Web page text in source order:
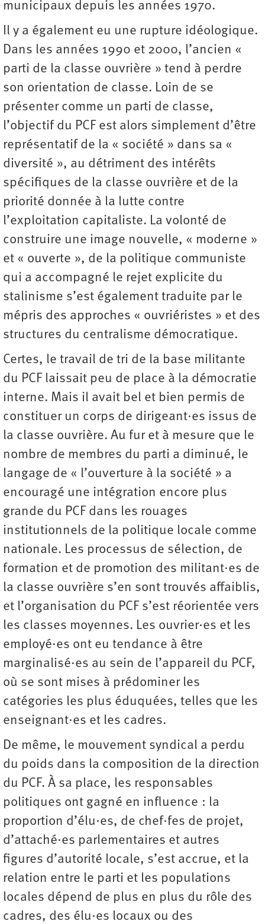
municipaux depuis les années 1970.
Il y a également eu une rupture idéologique.
Dans les années 1990 et 2000, l’ancien «
parti de la classe ouvrière » tend à perdre
son orientation de classe. Loin de se
présenter comme un parti de classe,
l’objectif du PCF est alors simplement d’être
représentatif de la « société » dans sa «
diversité », au détriment des intérêts
spécifiques de la classe ouvrière et de la
priorité donnée à la lutte contre
l’exploitation capitaliste. La volonté de
construire une image nouvelle, « moderne »
et « ouverte », de la politique communiste
qui a accompagné le rejet explicite du
stalinisme s’est également traduite par le
mépris des approches « ouvriéristes » et des
structures du centralisme démocratique.
Certes, le travail de tri de la base militante
du PCF laissait peu de place à la démocratie
interne. Mais il avait bel et bien permis de
constituer un corps de dirigeant·es issus de
la classe ouvrière. Au fur et à mesure que le
nombre de membres du parti a diminué, le
langage de « l’ouverture à la société » a
encouragé une intégration encore plus
grande du PCF dans les rouages
institutionnels de la politique locale comme
nationale. Les processus de sélection, de
formation et de promotion des militant·es de
la classe ouvrière s’en sont trouvés affaiblis,
et l’organisation du PCF s’est réorientée vers
les classes moyennes. Les ouvrier·es et les
employé·es ont eu tendance à être
marginalisé·es au sein de l’appareil du PCF,
où se sont mises à prédominer les
catégories les plus éduquées, telles que les
enseignant·es et les cadres.
De même, le mouvement syndical a perdu
du poids dans la composition de la direction
du PCF. À sa place, les responsables
politiques ont gagné en influence : la
proportion d’élu·es, de chef·fes de projet,
d’attaché·es parlementaires et autres
figures d’autorité locale, s’est accrue, et la
relation entre le parti et les populations
locales dépend de plus en plus du rôle des
cadres, des élu·es locaux ou des